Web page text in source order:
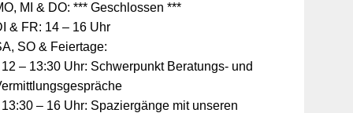
MI & DO: *** Geschlossen ***
& FR: 14 – 16 Uhr
SO & Feiertage:
12 – 13:30 Uhr: Schwerpunkt Beratungs- und
13:30 – 16 Uhr: Spaziergänge mit unseren